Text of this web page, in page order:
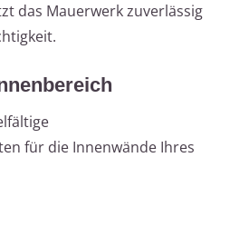
das Mauerwerk zuverlässig
für die Innenwände Ihres